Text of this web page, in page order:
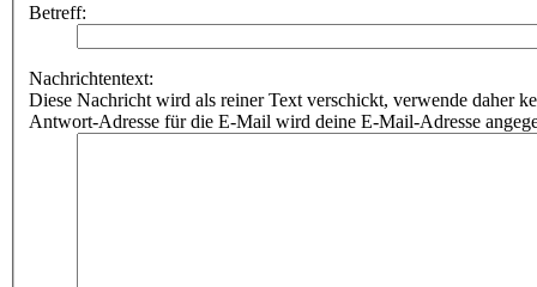
Betreff:
Nachrichtentext:
Diese Nachricht wird als reiner Text verschickt, verwende daher
Antwort-Adresse für die E-Mail wird deine E-Mail-Adresse